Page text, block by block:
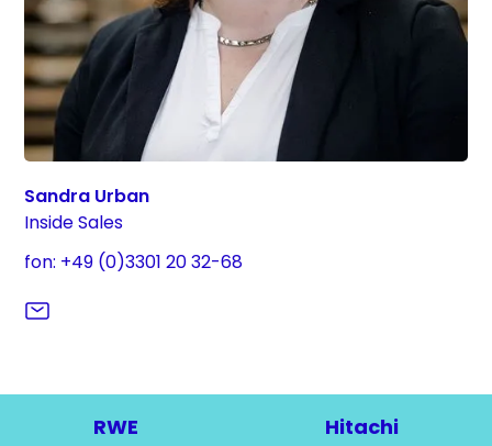
Sandra Urban
Inside Sales
fon: +49 (0)3301 20 32-68
RWE Hitachi